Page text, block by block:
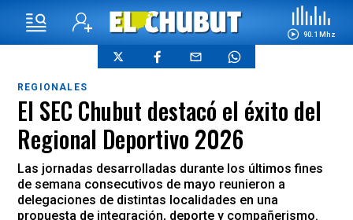
90.1 Mhz
REGIONALES
El SEC Chubut destacó el éxito del
Regional Deportivo 2026
Las jornadas desarrolladas durante los últimos fines
de semana consecutivos de mayo reunieron a
delegaciones de distintas localidades en una
propuesta de integración, deporte y compañerismo.